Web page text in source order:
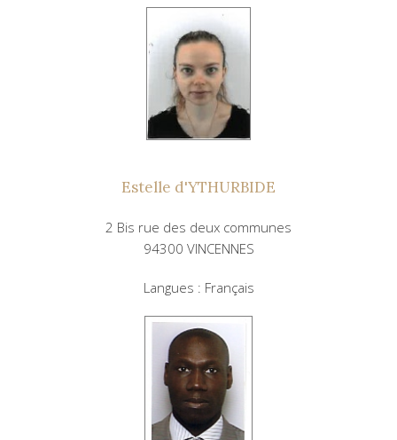
Estelle d'YTHURBIDE
2 Bis rue des deux communes
94300 VINCENNES
Langues : Français